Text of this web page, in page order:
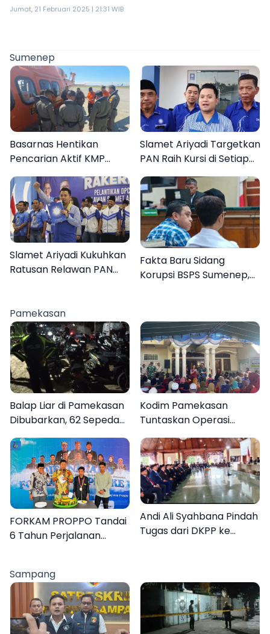
Jumat, 21 Februari 2025 | 21:31 WIB
Sumenep
Basarnas Hentikan
Pencarian Aktif KMP
Mutiara Sentosa II, Empat
Orang Masih Hilang
Slamet Ariyadi Targetkan
PAN Raih Kursi di Setiap
Dapil Sumenep pada
2029
Slamet Ariyadi Kukuhkan
Ratusan Relawan PAN
Rakyat
Fakta Baru Sidang
Korupsi BSPS Sumenep,
Pamekasan
Balap Liar di Pamekasan
Dibubarkan, 62 Sepeda
Kodim Pamekasan
Tuntaskan Operasi
Warga Kembali Melihat
Lebih Jelas
FORKAM PROPPO Tandai
6 Tahun Perjalanan
Organisasi
Andi Ali Syahbana Pindah
Tugas dari DKPP ke
Sampang